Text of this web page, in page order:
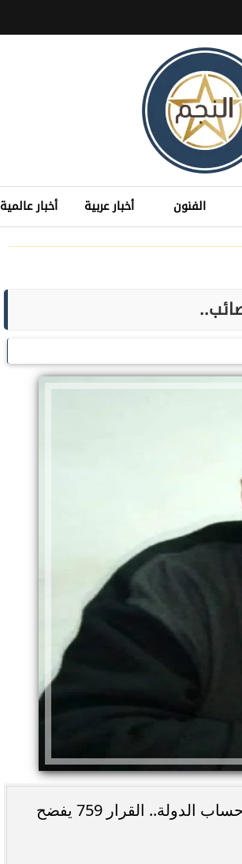
الفنون أخبار عربية أخبار عالمية
الكاتب الصحفي محمد حلمي يكتب: حين يسافر الأقربون على حساب الدولة.. القرار 759 يفضح